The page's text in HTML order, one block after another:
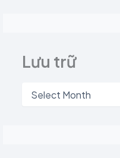
Lưu trữ